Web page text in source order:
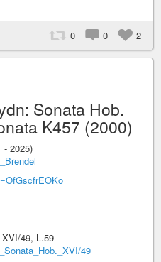
0 0 2
Sonata Hob.
K457 (2000)
- 2025)
49, L.59
49